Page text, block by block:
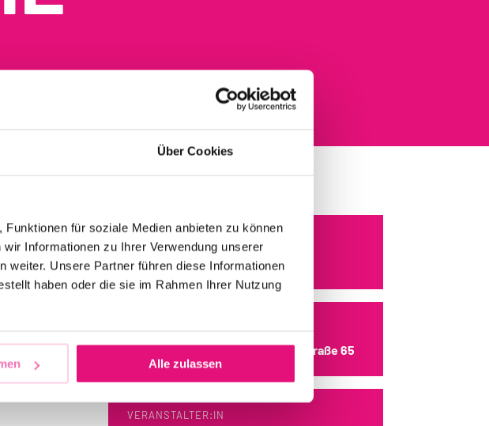
Über Cookies
für soziale Medien anbieten zu können
Informationen zu Ihrer Verwendung unserer
weiter. Unsere Partner führen diese Informationen
haben oder die sie im Rahmen Ihrer Nutzung
Alle zulassen
der
Kirche. Ein
WANN
24.07.2026, 20:00 Uhr
Heilig-Kreuz-Kirche, Zossener Straße 65
VERANSTALTER:IN